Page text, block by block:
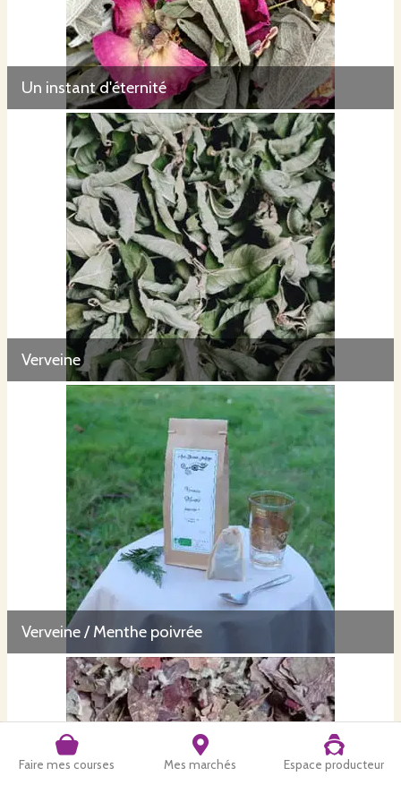
Faire mes courses Mes marchés Espace producteur
Un instant d'éternité
Verveine
Verveine / Menthe poivrée